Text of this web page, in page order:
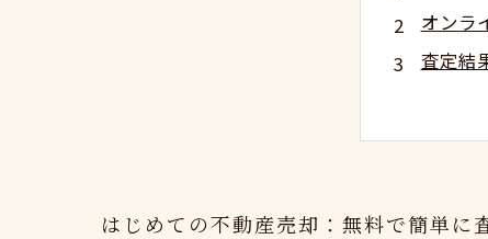
オンラ
査定結
無料
納得の
不動産
はじめての不動産売却：無料で簡単に